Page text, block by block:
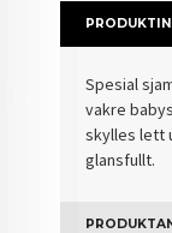
Spesial
vakre
skylles lett
glansfullt.